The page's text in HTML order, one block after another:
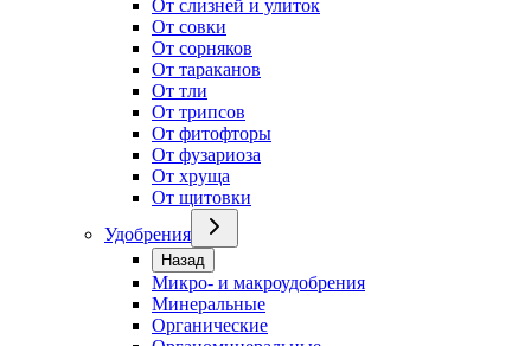
От слизней и улиток
От совки
От сорняков
От тараканов
От тли
От трипсов
От фитофторы
От фузариоза
От хруща
От щитовки
Удобрения
Назад
Микро- и макроудобрения
Минеральные
Органические